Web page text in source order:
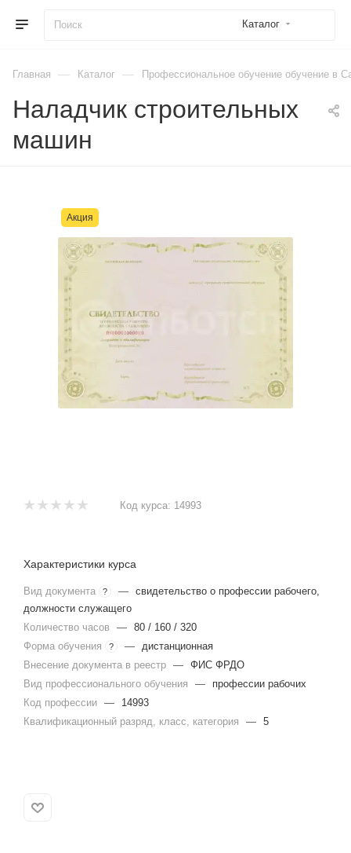
Каталог
Главная — Каталог — Профессиональное обучение обучение в
Наладчик строительных
машин
Акция
Код курса: 14993
Характеристики курса
Вид документа ? — свидетельство о профессии рабочего,
должности служащего
Количество часов
— 80 / 160 / 320
Форма обучения
? —
дистанционная
Внесение документа в реестр — ФИС ФРДО
Вид профессионального обучения
—
профессии рабочих
Код профессии —
14993
Квалификационный разряд, класс, категория
— 5